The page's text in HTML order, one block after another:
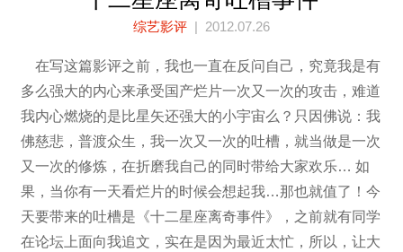
综艺影评 | 2012.07.26
在写这篇影评之前，我也一直在反问自己，究竟我是有
多么强大的内心来承受国产烂片一次又一次的攻击，难道
我内心燃烧的是比星矢还强大的小宇宙么？只因佛说：我
佛慈悲，普渡众生，我一次又一次的吐槽，就当做是一次
又一次的修炼，在折磨我自己的同时带给大家欢乐… 如
果，当你有一天看烂片的时候会想起我…那也就值了！今
天要带来的吐槽是《十二星座离奇事件》，之前就有同学
在论坛上面向我追文，实在是因为最近太忙，所以，让大